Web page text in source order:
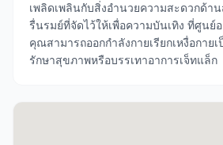
เพลิดเพลินกับสิ่งอำนวยความสะดวกด้า
รื่นรมย์ที่จัดไว้ให้เพื่อความบันเทิง ที่ศูนย์
คุณสามารถออกกำลังกายเรียกเหงื่อกาย
รักษาสุขภาพหรือบรรเทาอาการเจ็ทแล็ก